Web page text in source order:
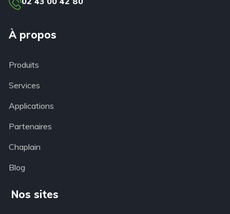
À propos
Produits
Services
Applications
Partenaires
Chaplain
Blog
Nos sites